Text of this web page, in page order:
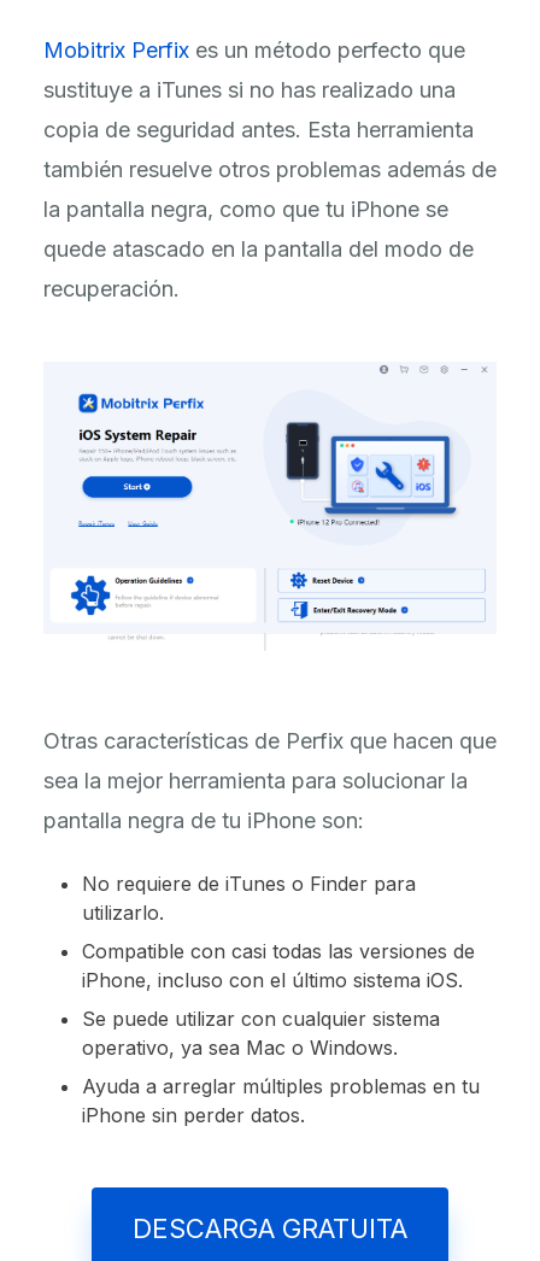
Mobitrix Perfix es un método perfecto que
sustituye a iTunes si no has realizado una
copia de seguridad antes. Esta herramienta
también resuelve otros problemas además de
la pantalla negra, como que tu iPhone se
quede atascado en la pantalla del modo de
recuperación.
Otras características de Perfix que hacen que
sea la mejor herramienta para solucionar la
pantalla negra de tu iPhone son:
No requiere de iTunes o Finder para
utilizarlo.
Compatible con casi todas las versiones de
iPhone, incluso con el último sistema iOS.
Se puede utilizar con cualquier sistema
operativo, ya sea Mac o Windows.
Ayuda a arreglar múltiples problemas en tu
iPhone sin perder datos.
DESCARGA GRATUITA